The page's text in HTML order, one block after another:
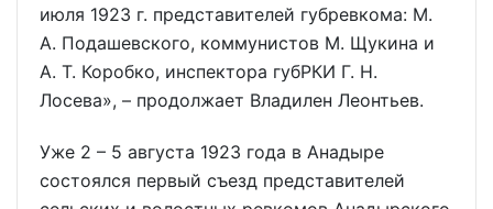
июля 1923 г. представителей губревкома: М.
А. Подашевского, коммунистов М. Щукина и
А. Т. Коробко, инспектора губРКИ Г. Н.
Лосева», – продолжает Владилен Леонтьев.
Уже 2 – 5 августа 1923 года в Анадыре
состоялся первый съезд представителей